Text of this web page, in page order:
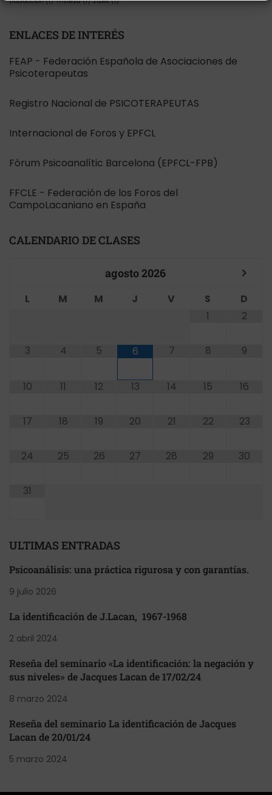
ENLACES DE INTERÉS
FEAP - Federación Española de Asociaciones de
Psicoterapeutas
Registro Nacional de PSICOTERAPEUTAS
Internacional de Foros y EPFCL
Fòrum Psicoanalític Barcelona (EPFCL-FPB)
FFCLE - Federación de los Foros del
CampoLacaniano en España
CALENDARIO DE CLASES
agosto2026
L M M J V S
D
1
2
3 4 5 6 7 8 9
10 11 12 13 14 15 16
17 18 19 20 21 22 23
24 25 26 27 28 29 30
31
ULTIMAS ENTRADAS
Psicoanálisis: una práctica rigurosa y con garantías.
9 julio 2026
La identificación de J.Lacan, 1967-1968
2 abril 2024
Reseña del seminario «La identificación: la negación y
sus niveles» de Jacques Lacan de 17/02/24
8 marzo 2024
Reseña del seminario La identificación de Jacques
Lacan de 20/01/24
5 marzo 2024